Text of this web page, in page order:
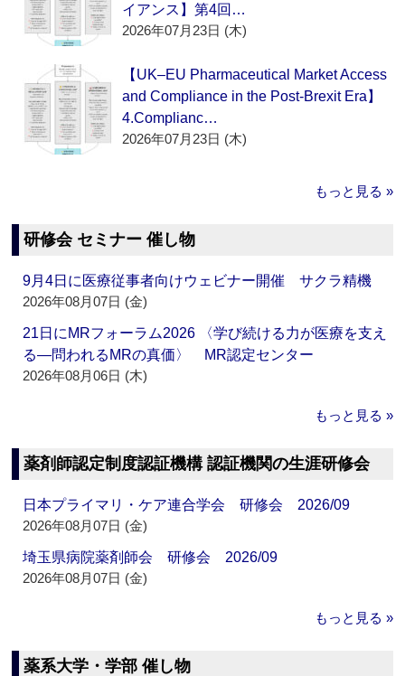
イアンス】第4回…
2026年07月23日 (木)
【UK–EU Pharmaceutical Market Access
and Compliance in the Post-Brexit Era】
4.Complianc…
2026年07月23日 (木)
もっと見る »
研修会 セミナー 催し物
9月4日に医療従事者向けウェビナー開催 サクラ精機
2026年08月07日 (金)
21日にMRフォーラム2026 〈学び続ける力が医療を支え
る―問われるMRの真価〉 MR認定センター
2026年08月06日 (木)
もっと見る »
薬剤師認定制度認証機構 認証機関の生涯研修会
日本プライマリ・ケア連合学会 研修会 2026/09
2026年08月07日 (金)
埼玉県病院薬剤師会 研修会 2026/09
2026年08月07日 (金)
もっと見る »
薬系大学・学部 催し物